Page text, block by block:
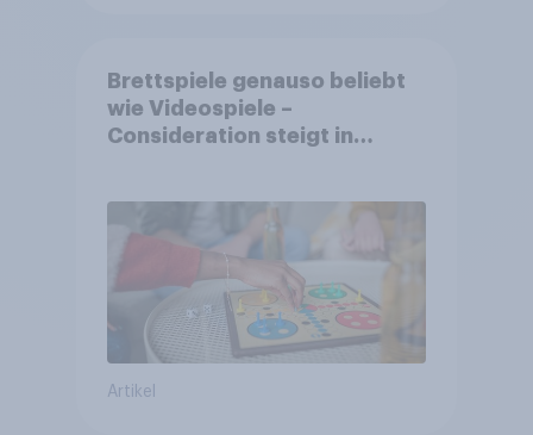
Brettspiele genauso beliebt
wie Videospiele –
Consideration steigt in
Artikel